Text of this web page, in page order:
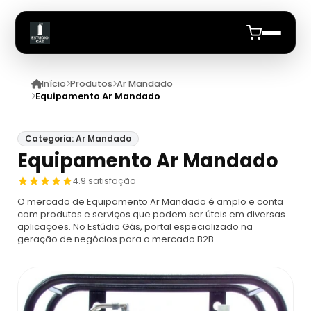
Início
Produtos
Equipamento De Protecao Respiratoria
Proteção Respiratória Para Espaço
Confinado
Máscara De Proteção Respiratória
Cilindro De Ar Respiravel
Cilindro De Oxigênio 100 Litros
Ar Mandado
Anuncie
Início Produtos Ar Mandado
Equipamento Ar Mandado
Categoria: Ar Mandado
Equipamento Ar Mandado
4.9 satisfação
O mercado de Equipamento Ar Mandado é amplo e conta
com produtos e serviços que podem ser úteis em diversas
aplicações. No Estúdio Gás, portal especializado na
geração de negócios para o mercado B2B.